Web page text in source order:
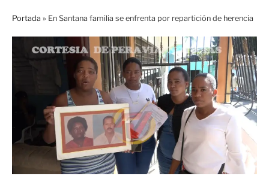
Portada » En Santana familia se enfrenta por repartición de herencia